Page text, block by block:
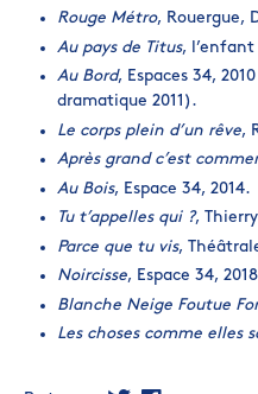
Rouge Métro, Rouergue,
Au pays de Titus, l’enfant
Au Bord, Espaces 34,
dramatique 2011).
Le corps plein d’un rêve,
Après grand c’est
Au Bois, Espace 34, 2014.
Tu t’appelles qui ?,
Parce que tu vis,
Noircisse, Espace 34,
Blanche Neige Foutue
Les choses comme elles